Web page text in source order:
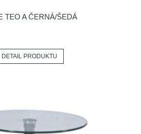
TEO A ČERNÁ/ŠEDÁ
DETAIL PRODUKTU